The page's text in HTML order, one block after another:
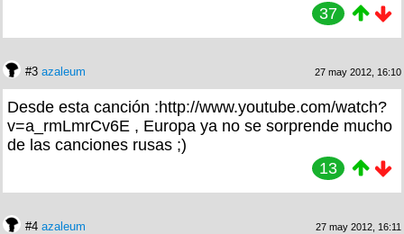
37
#3 azaleum 27 may 2012, 16:10
Desde esta canción :http://www.youtube.com/watch?
v=a_rmLmrCv6E , Europa ya no se sorprende mucho
de las canciones rusas ;)
13
#4 azaleum 27 may 2012, 16:11